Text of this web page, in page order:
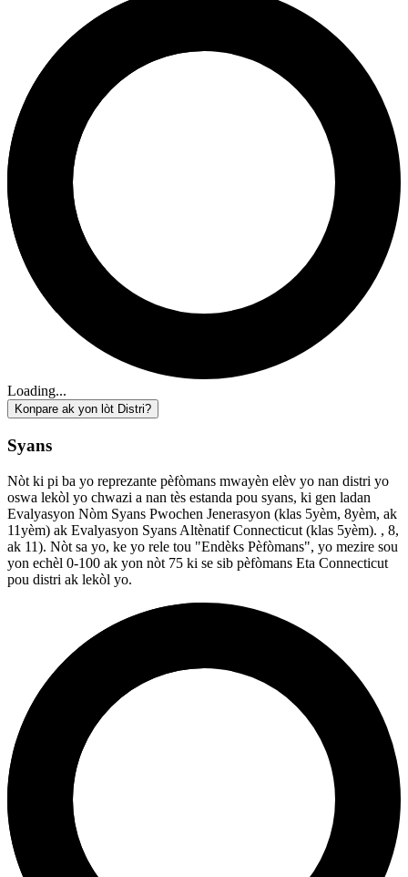
Loading...
Konpare ak yon lòt Distri?
Syans
Nòt ki pi ba yo reprezante pèfòmans mwayèn elèv yo nan distri yo
oswa lekòl yo chwazi a nan tès estanda pou syans, ki gen ladan
Evalyasyon Nòm Syans Pwochen Jenerasyon (klas 5yèm, 8yèm, ak
11yèm) ak Evalyasyon Syans Altènatif Connecticut (klas 5yèm). , 8,
ak 11). Nòt sa yo, ke yo rele tou "Endèks Pèfòmans", yo mezire sou
yon echèl 0-100 ak yon nòt 75 ki se sib pèfòmans Eta Connecticut
pou distri ak lekòl yo.